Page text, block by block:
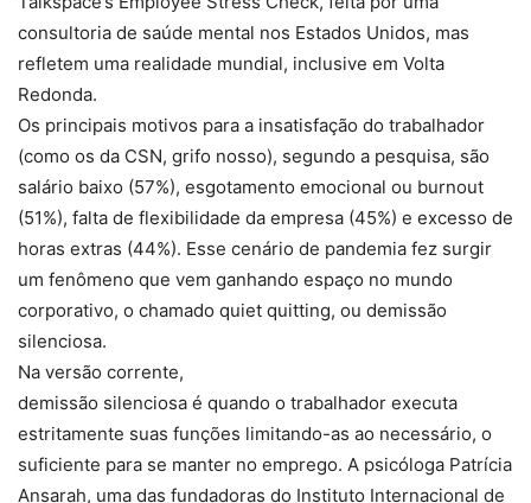
consultoria de saúde mental nos Estados Unidos, mas
refletem uma realidade mundial, inclusive em Volta
Redonda.
Os principais motivos para a insatisfação do trabalhador
(como os da CSN, grifo nosso), segundo a pesquisa, são
salário baixo (57%), esgotamento emocional ou burnout
(51%), falta de flexibilidade da empresa (45%) e excesso de
horas extras (44%). Esse cenário de pandemia fez surgir
um fenômeno que vem ganhando espaço no mundo
corporativo, o chamado quiet quitting, ou demissão
silenciosa.
Na versão corrente,
demissão silenciosa é quando o trabalhador executa
estritamente suas funções limitando-as ao necessário, o
suficiente para se manter no emprego. A psicóloga Patrícia
Ansarah, uma das fundadoras do Instituto Internacional de